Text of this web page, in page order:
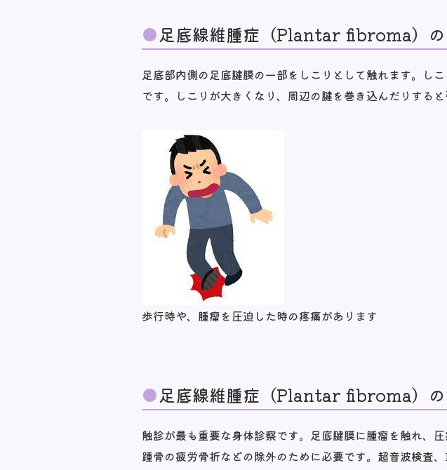
足底線維腫症（Plantar fibroma）
足底部内側の足底腱膜の一部をしこりとして触れます。し
です。しこりが大きくなり、周辺の腱を巻き込んだりする
歩行時や、腫瘤を圧迫した時の疼痛があります
足底線維腫症（Plantar fibroma）
触診が最も重要な身体診察です。足底腱膜に腫瘤を触れ、
踵骨の疲労骨折などの除外のために必要です。超音波検査